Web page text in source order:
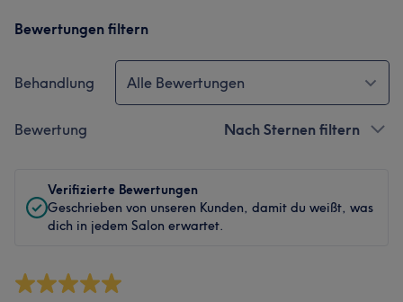
Bewertungen filtern
Behandlung Alle Bewertungen
Bewertung Nach Sternen filtern
Verifizierte Bewertungen
Geschrieben von unseren Kunden, damit du weißt, was
dich in jedem Salon erwartet.